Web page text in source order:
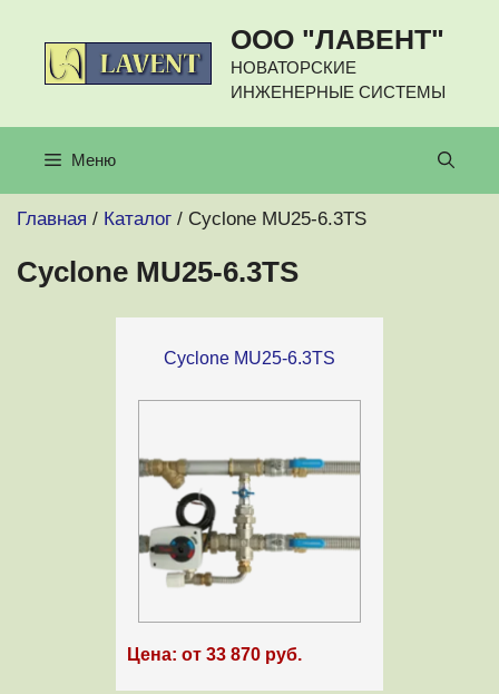
содержимому
ООО "ЛАВЕНТ"
НОВАТОРСКИЕ
ИНЖЕНЕРНЫЕ СИСТЕМЫ
Меню
Главная / Каталог / Cyclone MU25-6.3TS
Cyclone MU25-6.3TS
Cyclone MU25-6.3TS
Цена: от 33 870 руб.